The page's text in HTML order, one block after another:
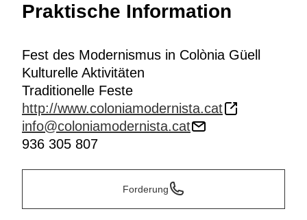
Praktische Information
Fest des Modernismus in Colònia Güell
Kulturelle Aktivitäten
Traditionelle Feste
http://www.coloniamodernista.cat
info@coloniamodernista.cat
936 305 807
Forderung